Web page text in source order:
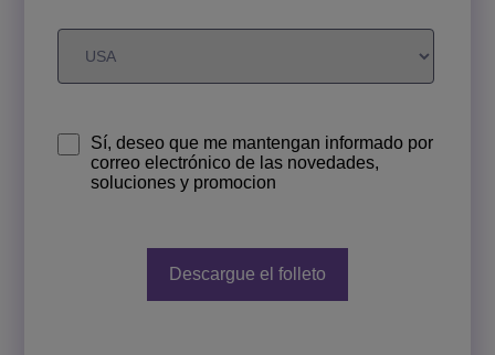
Sí, deseo que me mantengan informado por
correo electrónico de las novedades,
soluciones y promocion